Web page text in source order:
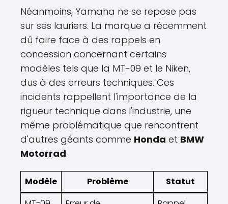
Néanmoins, Yamaha ne se repose pas
sur ses lauriers. La marque a récemment
dû faire face à des rappels en
concession concernant certains
modèles tels que la MT-09 et le Niken,
dus à des erreurs techniques. Ces
incidents rappellent l'importance de la
rigueur technique dans l'industrie, une
même problématique que rencontrent
d'autres géants comme Honda et BMW
Motorrad.
Modèle Problème
Statut